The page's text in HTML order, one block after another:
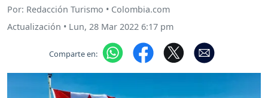
Por: Redacción Turismo • Colombia.com
Actualización • Lun, 28 Mar 2022 6:17 pm
Comparte en: